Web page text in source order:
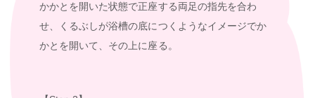
かかとを開いた状態で正座する両足の指先を合わ
せ、くるぶしが浴槽の底につくようなイメージでか
かとを開いて、その上に座る。